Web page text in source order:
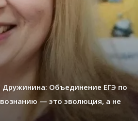
Объединение ЕГЭ по
— это эволюция, а не